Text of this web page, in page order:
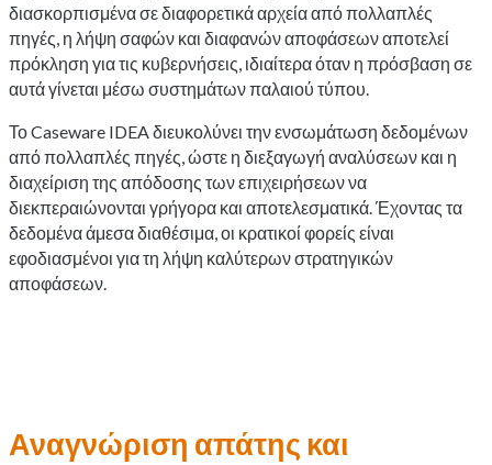
διασκορπισμένα σε διαφορετικά αρχεία από πολλαπλές
πηγές, η λήψη σαφών και διαφανών αποφάσεων αποτελεί
πρόκληση για τις κυβερνήσεις, ιδιαίτερα όταν η πρόσβαση σε
αυτά γίνεται μέσω συστημάτων παλαιού τύπου.
Το Caseware IDEA διευκολύνει την ενσωμάτωση δεδομένων
από πολλαπλές πηγές, ώστε η διεξαγωγή αναλύσεων και η
διαχείριση της απόδοσης των επιχειρήσεων να
διεκπεραιώνονται γρήγορα και αποτελεσματικά. Έχοντας τα
δεδομένα άμεσα διαθέσιμα, οι κρατικοί φορείς είναι
εφοδιασμένοι για τη λήψη καλύτερων στρατηγικών
αποφάσεων.
Αναγνώριση απάτης και